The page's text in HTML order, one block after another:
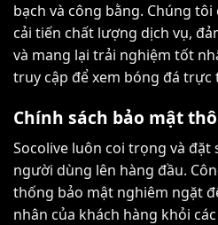
bạch và công bằng. Chúng
cải tiến chất lượng dịch vụ,
và mang lại trải nghiệm tốt
truy cập để xem bóng đá trực
Chính sách bảo mật
Socolive luôn coi trọng và
người dùng lên hàng đầu.
thống bảo mật nghiêm ngặt
nhân của khách hàng khỏi